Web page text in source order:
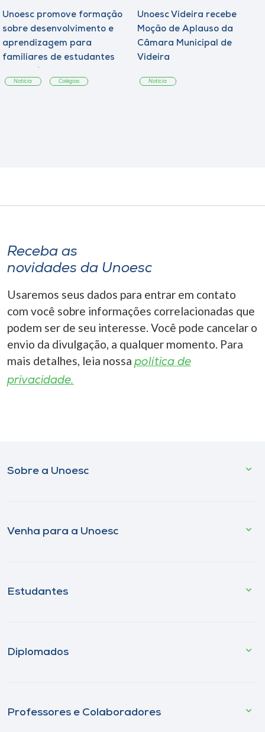
Unoesc promove formação
sobre desenvolvimento e
aprendizagem para
familiares de estudantes
Notícia Colégios
Unoesc Videira recebe
Moção de Aplauso da
Câmara Municipal de
Videira
Notícia
Receba as
novidades da Unoesc
Usaremos seus dados para entrar em contato
com você sobre informações correlacionadas que
podem ser de seu interesse. Você pode cancelar o
envio da divulgação, a qualquer momento. Para
mais detalhes, leia nossa política de
privacidade.
Sobre a Unoesc
Venha para a Unoesc
Estudantes
Diplomados
Professores e Colaboradores